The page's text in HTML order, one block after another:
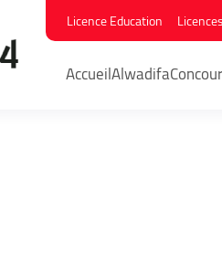
Licence Education
AccueilAlwadifa